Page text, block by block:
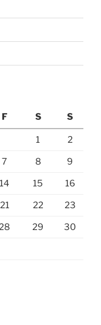
F S S
1 2
7 8 9
14 15 16
21 22 23
29 30